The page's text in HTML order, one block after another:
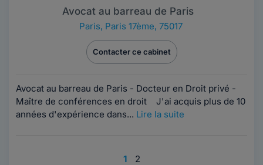
Avocat au barreau de Paris
Paris, Paris 17ème, 75017
Contacter ce cabinet
Avocat au barreau de Paris - Docteur en Droit privé -
Maître de conférences en droit J'ai acquis plus de 10
années d'expérience dans... Lire la suite
1 2